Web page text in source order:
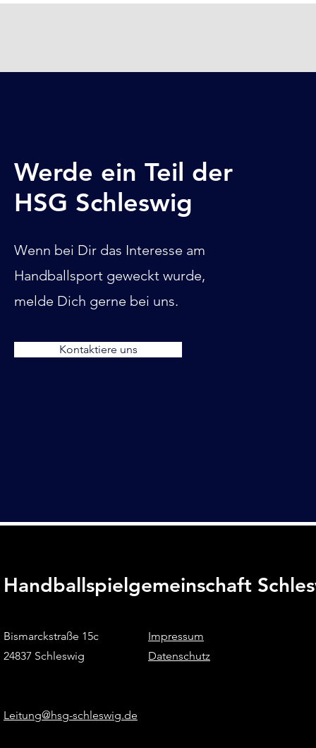
Werde ein Teil der
HSG Schleswig
Wenn bei Dir das Interesse am
Handballsport geweckt wurde,
melde Dich gerne bei uns.
Kontaktiere uns
Handballspielgemeinschaft
Bismarckstraße 15c
24837 Schleswig
Leitung@hsg-schleswig.de
Impressum
Datenschutz